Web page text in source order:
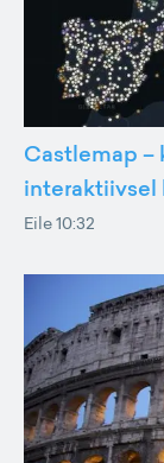
Castlemap –
interaktiivsel
Eile 10:32